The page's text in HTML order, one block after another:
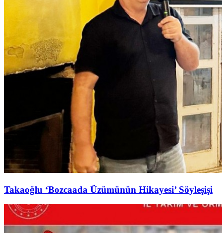
Takaoğlu ‘Bozcaada Üzümünün Hikayesi’ Söyleşişi